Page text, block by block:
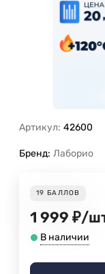
Артикул: 42600
Бренд: Лаборио
19 БАЛЛОВ
1 999 ₽/
В наличии